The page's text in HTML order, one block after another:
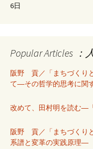
6日
Popular Articles ：
阪野 貢／「まちづくり
て―その哲学的思考に関
改めて、田村明を読む―
阪野 貢／「まちづくり
系譜と変革の実践原理―